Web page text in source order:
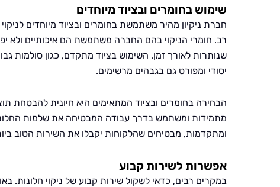
שימוש בחומרים ובציוד מיוחדים
חברת ניקיון מהיר משתמשת בחומרים ובציוד מיוחדים
רב. חומרי הניקוי בהם החברה משתמשת הם איכותיים ולא
שנותרות לאורך זמן. השימוש בציוד מתקדם, כגון סולמות
יסודי ומפורט גם בגבהים מרשימים.
הבחירה בחומרים ובציוד המתאימים היא חיונית להבטחת
מתמידות ומשתמש בדרך עבודה המבטיחה את שלמות
ומתקדמות, מבטיחים שהלקוחות יקבלו את השירות הטוב
אפשרות לשירות קבוע
במקרים רבים, כדאי לשקול שירות קבוע של ניקוי חלונות.